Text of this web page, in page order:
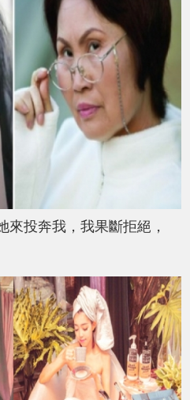
來投奔我，我果斷拒絕，